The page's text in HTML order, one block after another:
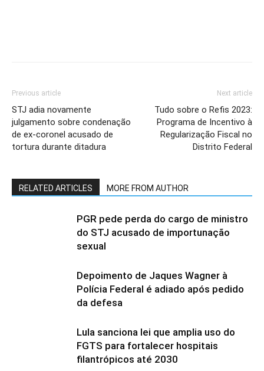
Previous article
STJ adia novamente
julgamento sobre condenação
de ex-coronel acusado de
tortura durante ditadura
Next article
Tudo sobre o Refis 2023:
Programa de Incentivo à
Regularização Fiscal no
Distrito Federal
RELATED ARTICLES MORE FROM AUTHOR
PGR pede perda do cargo de ministro
do STJ acusado de importunação
sexual
Depoimento de Jaques Wagner à
Polícia Federal é adiado após pedido
da defesa
Lula sanciona lei que amplia uso do
FGTS para fortalecer hospitais
filantrópicos até 2030